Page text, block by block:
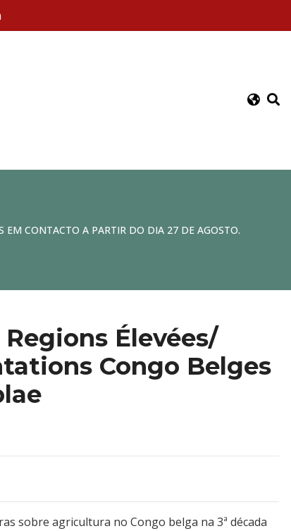
EM CONTACTO A PARTIR DO DIA 27 DE AGOSTO.
Élevées/
Congo Belges
sobre agricultura no Congo belga na 3ª década